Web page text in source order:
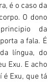
é o caso da
O dono
da
a fala. É
língua, do
Exu. E acho
Exu, que tá